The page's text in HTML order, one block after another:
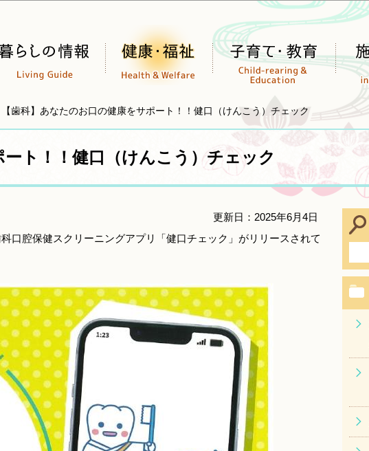
【歯科】あなたのお口の健康をサポート！！健口（けんこう）チェック
ト！！健口（けんこう）チェック
更新日：2025年6月4日
口腔保健スクリーニングアプリ「健口チェック」がリリースされて